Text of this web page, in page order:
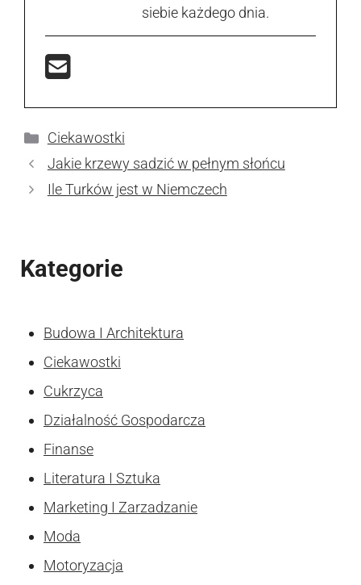
siebie każdego dnia.
Kategorie
Ciekawostki
Jakie krzewy sadzić w pełnym słońcu
Ile Turków jest w Niemczech
Kategorie
Budowa I Architektura
Ciekawostki
Cukrzyca
Działalność Gospodarcza
Finanse
Literatura I Sztuka
Marketing I Zarzadzanie
Moda
Motoryzacja